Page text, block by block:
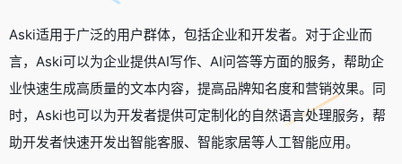
Aski适用于广泛的用户群体，包括企业和开发者。对于企业而
言，Aski可以为企业提供AI写作、AI问答等方面的服务，帮助企
业快速生成高质量的文本内容，提高品牌知名度和营销效果。同
时，Aski也可以为开发者提供可定制化的自然语言处理服务，帮
助开发者快速开发出智能客服、智能家居等人工智能应用。